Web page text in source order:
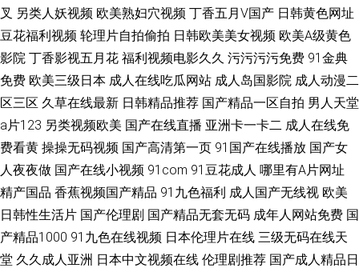
叉 另类人妖视频 欧美熟妇穴视频 丁香五月V国产 日韩黄色网址
豆花福利视频 轮理片自拍偷拍 日韩欧美美女视频 欧美A级黄色
影院 丁香影视五月花 福利视频电影久久 污污污污免费 91金典
免费 欧美三级日本 成人在线吃瓜网站 成人岛国影院 成人动漫二
区三区 久草在线最新 日韩精品推荐 国产精品一区自拍 男人天堂
a片123 另类视频欧美 国产在线直播 亚洲卡一卡二 成人在线免
费看黄 操操无码视频 国产高清第一页 91国产在线播放 国产女
人夜夜做 国产在线小视频 91com 91豆花成人 哪里有A片网址
精产国品 香蕉视频国产精品 91九色福利 成人国产无线视 欧美
日韩性生活片 国产伦理剧 国产精品无套无码 成年人网站免费 国
产精品1000 91九色在线视频 日本伦理片在线 三级无码在线天
堂 久久成人亚洲 日本中文视频在线 伦理剧推荐 国产成人精品日